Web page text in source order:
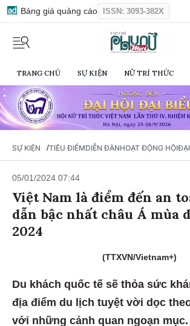
Bảng giá quảng cáo ISSN: 3093-382X
TRANG CHỦ SỰ KIỆN NỮ TRÍ THỨC
SỰ KIỆN /TIÊU ĐIỂMDIỄN ĐÀNHOẠT ĐỘNG HỘI
05/01/2024 07:44
Việt Nam là điểm đến an
dẫn bậc nhất châu Á mùa
2024
(TTXVN/Vietnam+)
Du khách quốc tế sẽ thỏa sức
địa điểm du lịch tuyệt vời dọc
với những cảnh quan ngoạn mục.